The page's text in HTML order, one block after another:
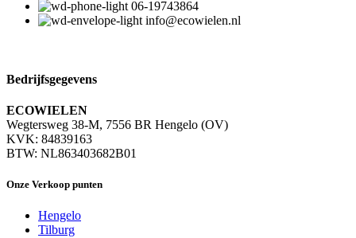
06-19743864
info@ecowielen.nl
Bedrijfsgegevens
ECOWIELEN
Wegtersweg 38-M, 7556 BR Hengelo (OV)
KVK: 84839163
BTW: NL863403682B01
Onze Verkoop punten
Hengelo
Tilburg